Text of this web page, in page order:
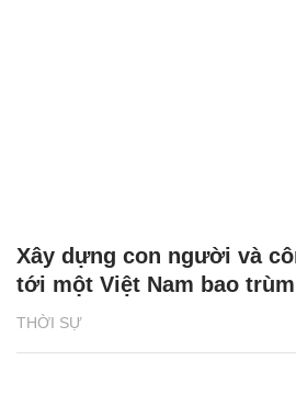
THỜI SỰ
Xây dựng con người và
tới một Việt Nam bao